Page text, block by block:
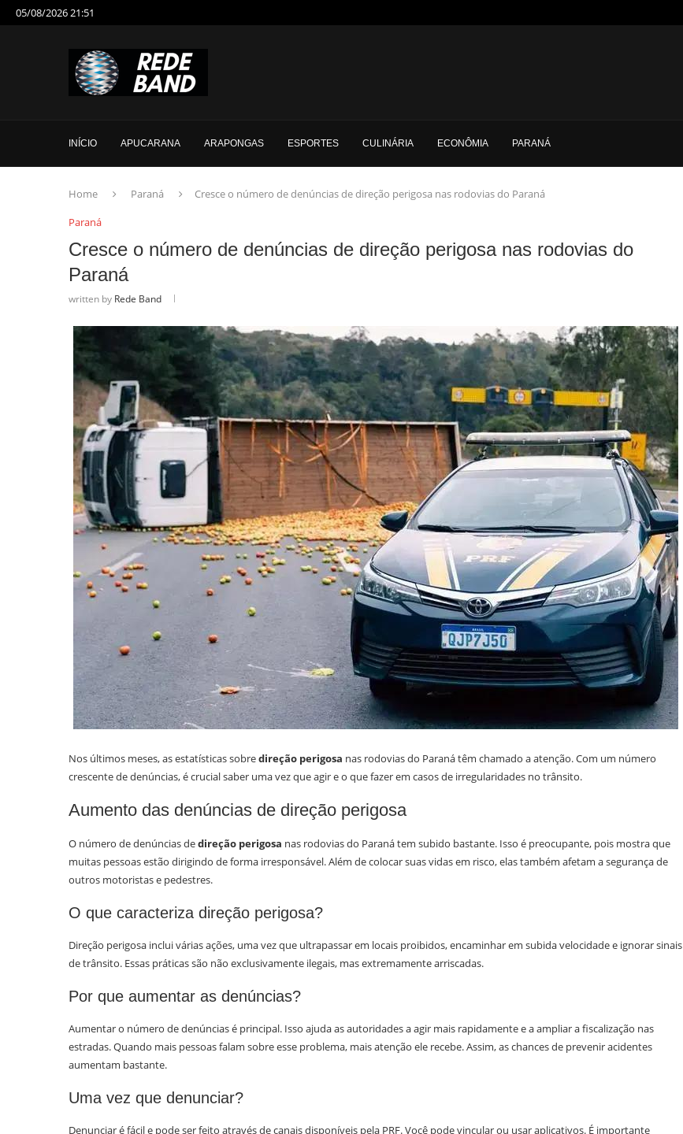
05/08/2026 21:51
INÍCIO APUCARANA ARAPONGAS ESPORTES CULINÁRIA ECONÔMIA PARANÁ
Home Paraná
Cresce o número de denúncias de direção perigosa nas rodovias do Paraná
Paraná
Cresce o número de denúncias de direção perigosa nas rodovias do
Paraná
written by Rede Band
Nos últimos meses, as estatísticas sobredireção perigosa nas rodovias do Paraná têm chamado a atenção. Com um número
crescente de denúncias, é crucial saber uma vez que agir e o que fazer em casos de irregularidades no trânsito.
Aumento das denúncias de direção perigosa
O número de denúncias dedireção perigosa nas rodovias do Paraná tem subido bastante. Isso é preocupante, pois mostra que
muitas pessoas estão dirigindo de forma irresponsável. Além de colocar suas vidas em risco, elas também afetam a segurança de
outros motoristas e pedestres.
O que caracteriza direção perigosa?
Direção perigosa inclui várias ações, uma vez que ultrapassar em locais proibidos, encaminhar em subida velocidade e ignorar sinais
de trânsito. Essas práticas são não exclusivamente ilegais, mas extremamente arriscadas.
Por que aumentar as denúncias?
Aumentar o número de denúncias é principal. Isso ajuda as autoridades a agir mais rapidamente e a ampliar a fiscalização nas
estradas. Quando mais pessoas falam sobre esse problema, mais atenção ele recebe. Assim, as chances de prevenir acidentes
aumentam bastante.
Uma vez que denunciar?
Denunciar é fácil e pode ser feito através de canais disponíveis pela PRF. Você pode vincular ou usar aplicativos. É importante